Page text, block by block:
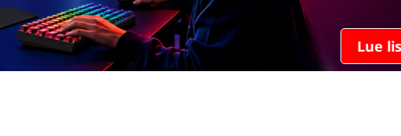
Lue lisää